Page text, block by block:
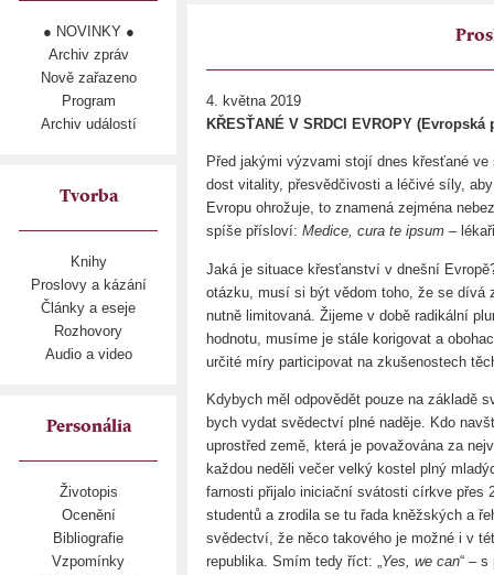
● NOVINKY ●
Archiv zpráv
Nově zařazeno
Program
Archiv událostí
Tvorba
Knihy
Proslovy a kázání
Články a eseje
Rozhovory
Audio a video
Personália
Životopis
Ocenění
Bibliografie
Vzpomínky
4. května 2019
KŘESŤANÉ V SRDCI EVROPY
Před jakými výzvami stojí dnes křesťané
dost vitality, přesvědčivosti a léčivé síly,
Evropu ohrožuje, to znamená zejména
spíše přísloví: Medice, cura te ipsum –
Jaká je situace křesťanství v dnešní
otázku, musí si být vědom toho, že se dívá
nutně limitovaná. Žijeme v době radikální
hodnotu, musíme je stále korigovat a
určité míry participovat na zkušenostech
Kdybych měl odpovědět pouze na základě
bych vydat svědectví plné naděje. Kdo
uprostřed země, která je považována za
každou neděli večer velký kostel plný
farnosti přijalo iniciační svátosti církve přes
studentů a zrodila se tu řada kněžských a
svědectví, že něco takového je možné i v
republika. Smím tedy říct: „ Yes, we can“ –